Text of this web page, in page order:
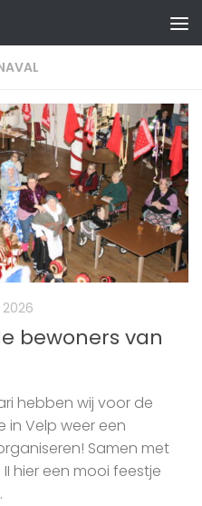
2026
bewoners van
hebben wij voor de
in Velp weer een
Samen met
hier een mooi feestje